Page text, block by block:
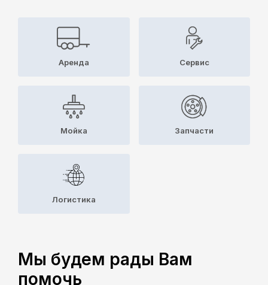
Аренда Cервис
Мойка Запчасти
Логистика
Мы будем рады Вам
помочь